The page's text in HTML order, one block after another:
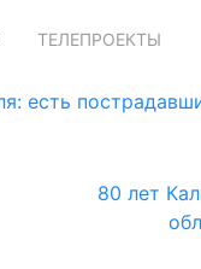
ТЕЛЕПРОЕКТЫ
есть
80 лет